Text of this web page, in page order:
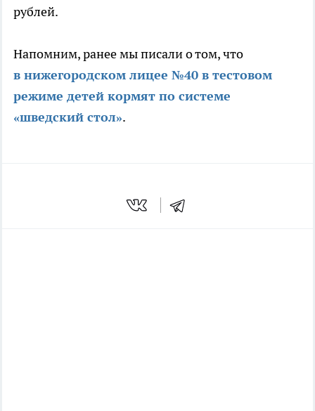
рублей.
Напомним, ранее мы писали о том, что
в нижегородском лицее №40 в тестовом
режиме детей кормят по системе
«шведский стол».